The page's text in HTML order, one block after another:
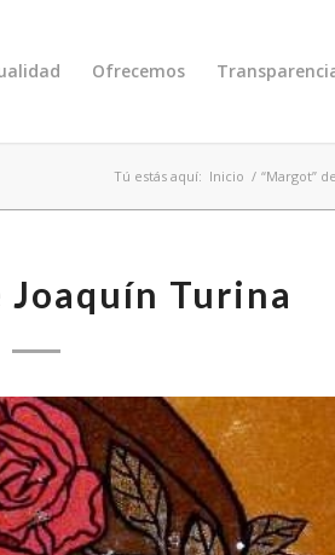
Ofrecemos
Tú estás aquí: Inicio / “Margot”
Joaquín Turina